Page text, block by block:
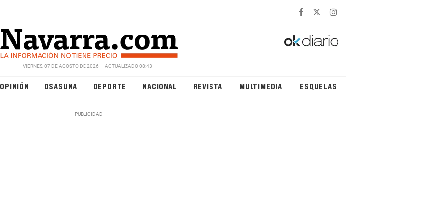
VIERNES, 07 DE AGOSTO DE 2026 ACTUALIZADO 08:43
OPINIÓN OSASUNA DEPORTE NACIONAL REVISTA MULTIMEDIA ESQUELAS